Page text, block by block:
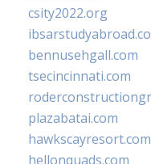
csity2022.org
bennusehgall.com
tsecincinnati.com
plazabatai.com
hawkscayresort.com
hellonquads.com